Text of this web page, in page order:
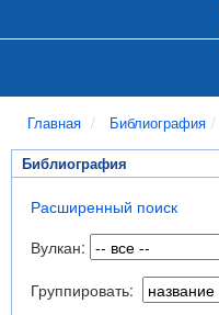
Главная Библиография
Библиография
Расширенный поиск
Вулкан:
Группировать: